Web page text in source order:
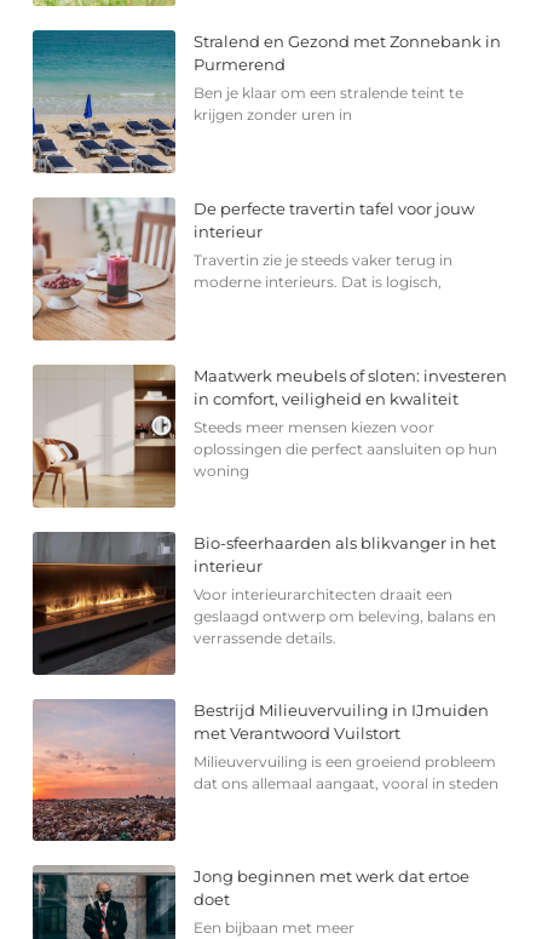
Stralend en Gezond met Zonnebank in
Purmerend
Ben je klaar om een stralende teint te
krijgen zonder uren in
De perfecte travertin tafel voor jouw
interieur
Travertin zie je steeds vaker terug in
moderne interieurs. Dat is logisch,
Maatwerk meubels of sloten: investeren
in comfort, veiligheid en kwaliteit
Steeds meer mensen kiezen voor
oplossingen die perfect aansluiten op hun
woning
Bio-sfeerhaarden als blikvanger in het
interieur
Voor interieurarchitecten draait een
geslaagd ontwerp om beleving, balans en
verrassende details.
Bestrijd Milieuvervuiling in IJmuiden
met Verantwoord Vuilstort
Milieuvervuiling is een groeiend probleem
dat ons allemaal aangaat, vooral in steden
Jong beginnen met werk dat ertoe
doet
Een bijbaan met meer